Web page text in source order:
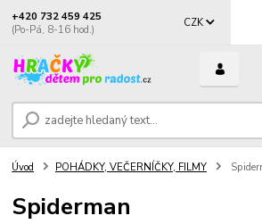
CZK
+420 732 459 425
(Po-Pá, 8-16 hod.)
Úvod POHÁDKY, VEČERNÍČKY, FILMY
Spiderman